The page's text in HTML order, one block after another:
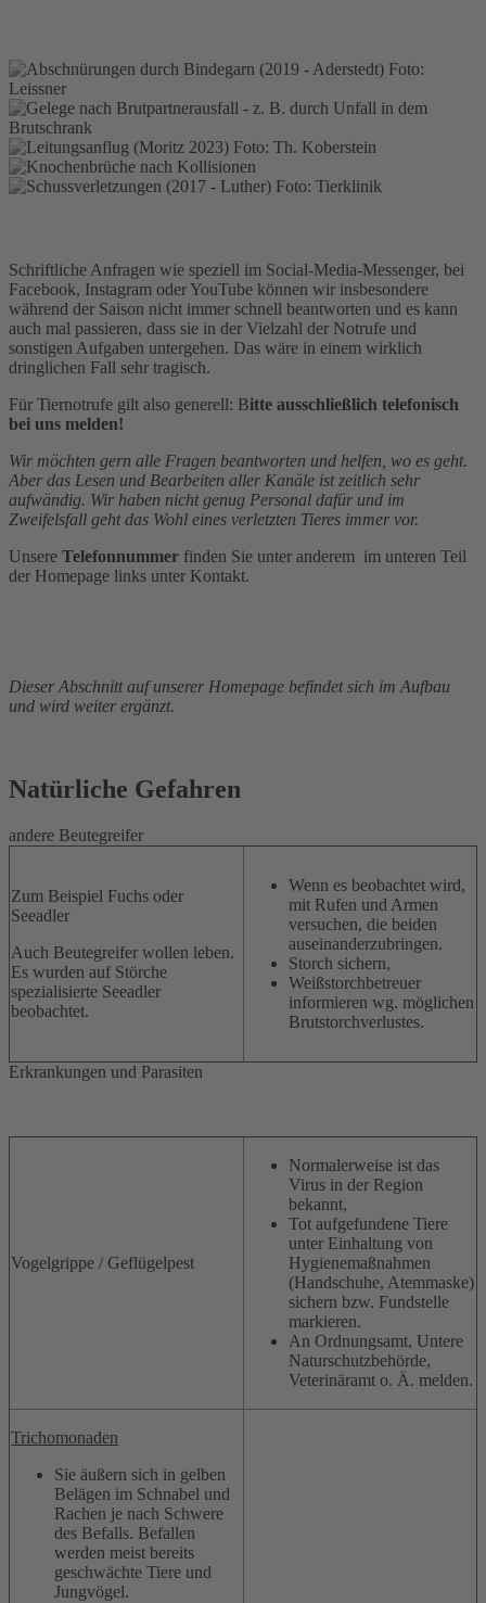
Schriftliche Anfragen wie speziell im Social-Media-Messenger, bei
Facebook, Instagram oder YouTube können wir insbesondere
während der Saison nicht immer schnell beantworten und es kann
auch mal passieren, dass sie in der Vielzahl der Notrufe und
sonstigen Aufgaben untergehen. Das wäre in einem wirklich
dringlichen Fall sehr tragisch.
Für Tiernotrufe gilt also generell: Bitte ausschließlich telefonisch
bei uns melden!
Wir möchten gern alle Fragen beantworten und helfen, wo es geht.
Aber das Lesen und Bearbeiten aller Kanäle ist zeitlich sehr
aufwändig. Wir haben nicht genug Personal dafür und im
Zweifelsfall geht das Wohl eines verletzten Tieres immer vor.
Unsere Telefonnummer finden Sie unter anderem im unteren Teil
der Homepage links unter Kontakt.
Dieser Abschnitt auf unserer Homepage befindet sich im Aufbau
und wird weiter ergänzt.
Natürliche Gefahren
andere Beutegreifer
Zum Beispiel Fuchs oder
Seeadler
Auch Beutegreifer wollen leben.
Es wurden auf Störche
spezialisierte Seeadler
beobachtet.
Wenn es beobachtet wird,
mit Rufen und Armen
versuchen, die beiden
auseinanderzubringen.
Storch sichern,
Weißstorchbetreuer
informieren wg. möglichen
Brutstorchverlustes.
Erkrankungen und Parasiten
Vogelgrippe / Geflügelpest
Normalerweise ist das
Virus in der Region
bekannt,
Tot aufgefundene Tiere
unter Einhaltung von
Hygienemaßnahmen
(Handschuhe, Atemmaske)
sichern bzw. Fundstelle
markieren.
An Ordnungsamt, Untere
Naturschutzbehörde,
Veterinäramt o. Ä. melden.
Trichomonaden
Sie äußern sich in gelben
Belägen im Schnabel und
Rachen je nach Schwere
des Befalls. Befallen
werden meist bereits
geschwächte Tiere und
Jungvögel.